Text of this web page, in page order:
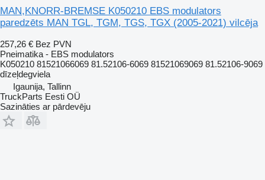
MAN,KNORR-BREMSE K050210 EBS modulators
paredzēts MAN TGL, TGM, TGS, TGX (2005-2021) vilcēja
257,26 € Bez PVN
Pneimatika - EBS modulators
K050210 81521066069 81.52106-6069 81521069069 81.52106-9069
dīzeļdegviela
Igaunija, Tallinn
TruckParts Eesti OÜ
Sazināties ar pārdevēju